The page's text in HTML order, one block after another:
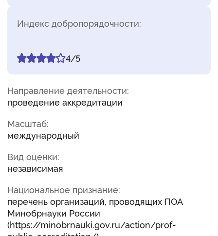
Индекс добропорядочности:
4/5
Направление деятельности:
проведение аккредитации
Масштаб:
международный
Вид оценки:
независимая
Национальное признание:
перечень организаций, проводящих ПОА
Минобрнауки России
(https://minobrnauki.gov.ru/action/prof-